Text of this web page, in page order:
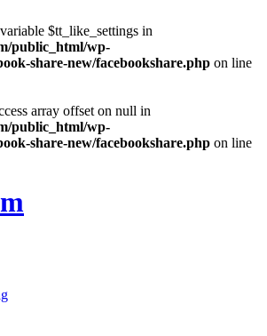
$tt_like_settings in
public_html/wp-
share-new/facebookshare.php on line
array offset on null in
public_html/wp-
share-new/facebookshare.php on line